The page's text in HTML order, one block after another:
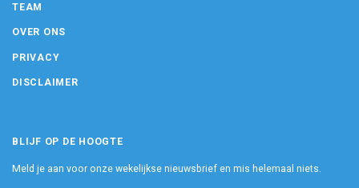
TEAM
OVER ONS
PRIVACY
DISCLAIMER
BLIJF OP DE HOOGTE
Meld je aan voor onze wekelijkse nieuwsbrief en mis helemaal niets.